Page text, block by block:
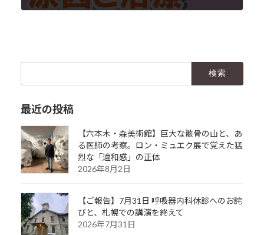
最近の投稿
【六本木・森美術館】巨大な骸骨の山と、あ
る医師の考察。ロン・ミュエク展で覚えた猛
烈な「違和感」の正体
2026年8月2日
【ご報告】7月31日 呼吸器内科休診へのお詫
びと、札幌での講演を終えて
2026年7月31日